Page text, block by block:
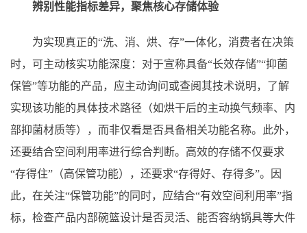
辨别性能指标差异，聚焦核心存储体验
为实现真正的“洗、消、烘、存”一体化，消费者在决策
时，可主动核实功能深度：对于宣称具备“长效存储”“抑菌
保管”等功能的产品，应主动询问或查阅其技术说明，了解
实现该功能的具体技术路径（如烘干后的主动换气频率、内
部抑菌材质等），而非仅看是否具备相关功能名称。此外，
还要结合空间利用率进行综合判断。高效的存储不仅要求
“存得住”（高保管功能），还要求“存得好、存得多”。因
此，在关注“保管功能”的同时，应结合“有效空间利用率”指
标，检查产品内部碗篮设计是否灵活、能否容纳锅具等大件